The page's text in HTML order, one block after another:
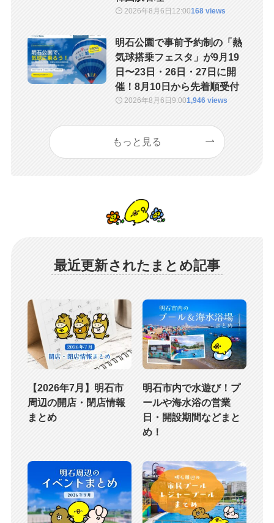
2026年8月6日 12:00168 views
明石公園で事前予約制の「熱
気球搭乗フェスタ」が9月19
日〜23日・26日・27日に開
催！8月10日から先着順受付
2026年8月6日9:001,946 views
もっと見る
最近更新されたまとめ記事
【2026年7月】明石市
周辺の開店・閉店情報
まとめ
明石市内で水遊び！プ
ールや海水浴の営業
日・開設期間などまと
め！